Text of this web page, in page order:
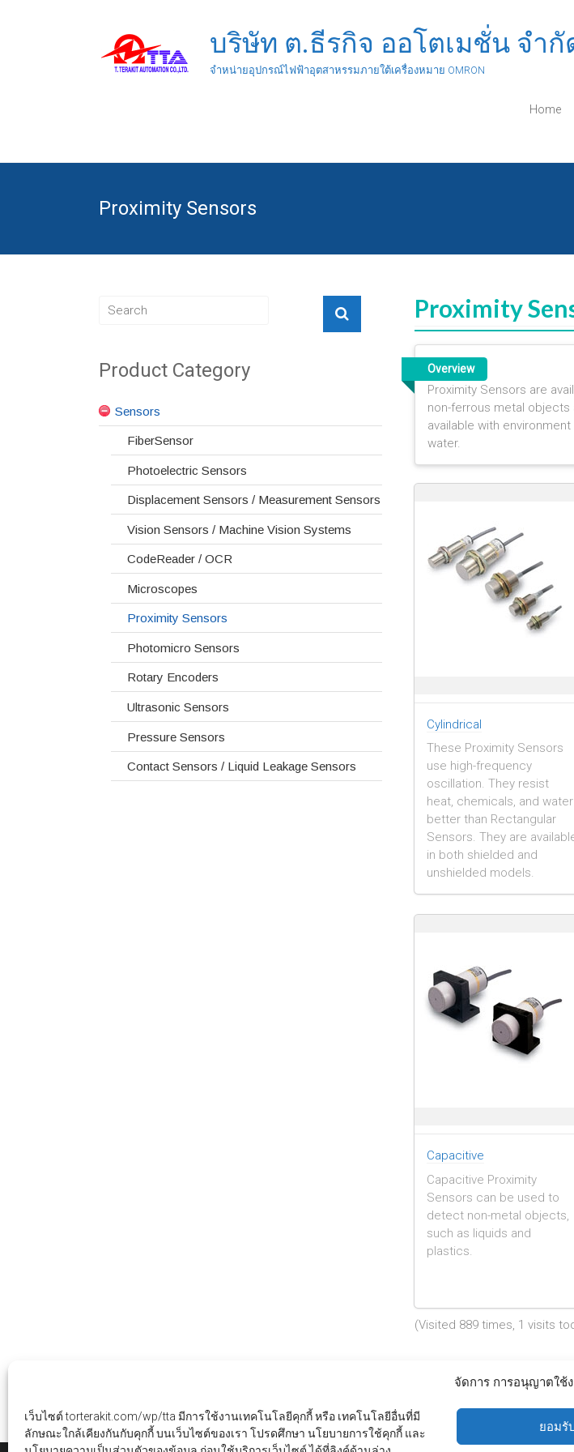
จัดการ การอนุญาตใช้
เว็บไซต์ torterakit.com/wp/tta มีการใช้งานเทคโนโลยีคุกกี้ หรือ เทคโนโลยีอื่นที่มี
ลักษณะใกล้เคียงกันกับคุกกี้ บนเว็บไซต์ของเรา โปรดศึกษา นโยบายการใช้คุกกี้ และ
ยอมรั
บริษัท ต.ธีรกิจ ออโตเมชั่น จำกั
จำหน่ายอุปกรณ์ไฟฟ้าอุตสาหรรมภายใต้เครื่องหมาย OMRON
Home
Proximity Sensors
Proximity
Overview
Proximity Sensors are
non-ferrous metal
available with
water.
Cylindrical
These Proximity Sensors
use high-frequency
oscillation. They resist
heat, chemicals, and water
better than Rectangular
Sensors. They are
in both shielded and
unshielded models.
Capacitive
Capacitive Proximity
Sensors can be used to
detect non-metal objects,
such as liquids and
plastics.
(Visited 889 times, 1 visits
← Pressure Sensors
Product Category
Sensors
FiberSensor
Photoelectric Sensors
Displacement Sensors / Measurement Sensors
Vision Sensors / Machine Vision Systems
CodeReader / OCR
Microscopes
Proximity Sensors
Photomicro Sensors
Rotary Encoders
Ultrasonic Sensors
Pressure Sensors
Contact Sensors / Liquid Leakage Sensors